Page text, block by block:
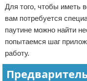
Для того, чтобы иметь
вам потребуется
паутине можно найти
попытаемся шаг
работу.